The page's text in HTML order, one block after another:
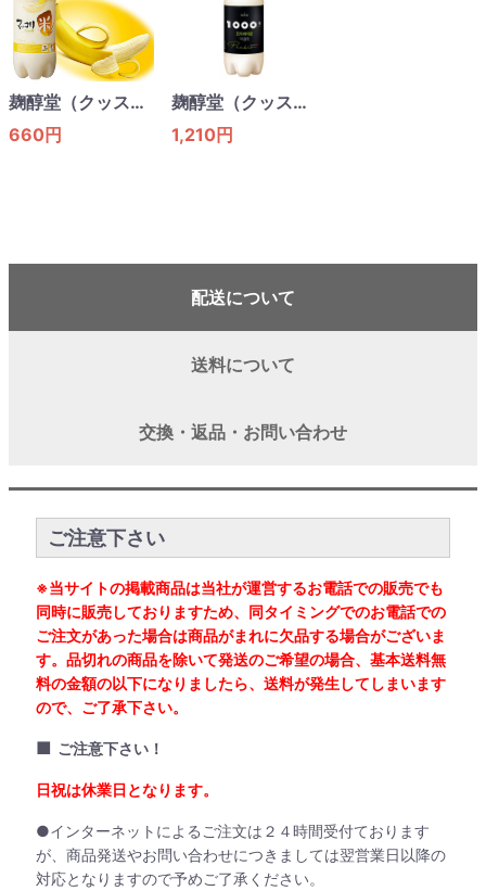
麹醇堂（クッスンダン）・米マッコリバナナ・750ml
660円
麹醇堂（クッスンダン）・1000億プリバイオマッコリ・750ml
1,210円
配送について
送料について
交換・返品・お問い合わせ
ご注意下さい
※当サイトの掲載商品は当社が運営するお電話での販売でも
同時に販売しておりますため、同タイミングでのお電話での
ご注文があった場合は商品がまれに欠品する場合がございま
す。品切れの商品を除いて発送のご希望の場合、基本送料無
料の金額の以下になりましたら、送料が発生してしまいます
ので、ご了承下さい。
■ ご注意下さい！
日祝は休業日となります。
●インターネットによるご注文は２４時間受付ております
が、商品発送やお問い合わせにつきましては翌営業日以降の
対応となりますので予めご了承ください。